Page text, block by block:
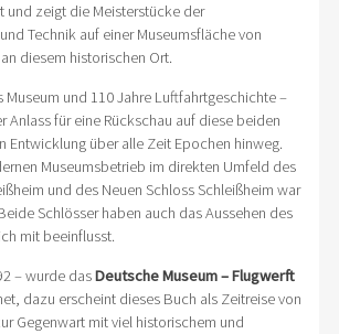
und zeigt die Meisterstücke der
Technik auf einer Museumsfläche von
diesem historischen Ort.
Museum und 110 Jahre Luftfahrtgeschichte –
Anlass für eine Rückschau auf diese beiden
Entwicklung über alle Zeit Epochen hinweg.
Museumsbetrieb im direkten Umfeld des
und des Neuen Schloss Schleißheim war
Schlösser haben auch das Aussehen des
mit beeinflusst.
– wurde dasDeutsche Museum – Flugwerft
dazu erscheint dieses Buch als Zeitreise von
Gegenwart mit viel historischem und